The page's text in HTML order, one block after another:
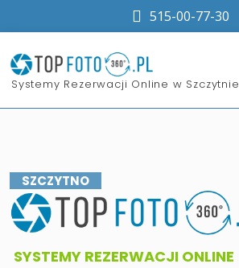
515-00-77-30
​Systemy Rezerwacji Online w Szczytnie
SZCZYTNO
​SYSTEMY REZERWACJI ONLINE